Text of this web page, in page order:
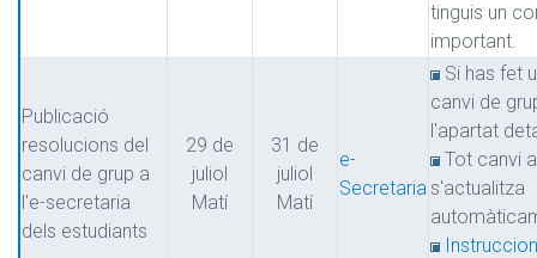
tinguis un
important.
Publicació
resolucions del
canvi de grup a
l'e-secretaria
dels estudiants
29 de
juliol
Matí
31 de
juliol
Matí
e-
Secretaria
Si has fet
canvi de
l'apartat
Tot canvi
s'actualitza